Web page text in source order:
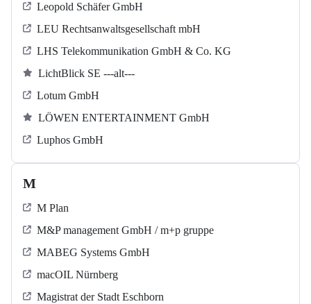
Leopold Schäfer GmbH
LEU Rechtsanwaltsgesellschaft mbH
LHS Telekommunikation GmbH & Co. KG
LichtBlick SE ---alt---
Lotum GmbH
LÖWEN ENTERTAINMENT GmbH
Luphos GmbH
M
M Plan
M&P management GmbH / m+p gruppe
MABEG Systems GmbH
macOIL Nürnberg
Magistrat der Stadt Eschborn